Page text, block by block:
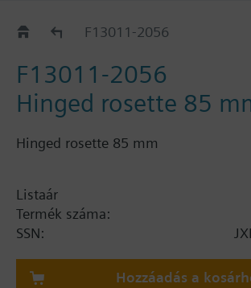
KatalógusF13011-2056
F13011-2056
Hinged rosette 85
Hinged rosette 85 mm
Listaár
Termék száma:
SSN:
Hozzáadás a